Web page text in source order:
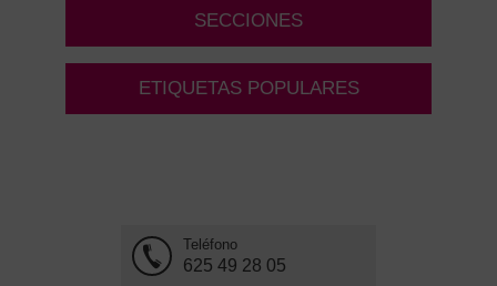
SECCIONES
ETIQUETAS POPULARES
Teléfono
625 49 28 05